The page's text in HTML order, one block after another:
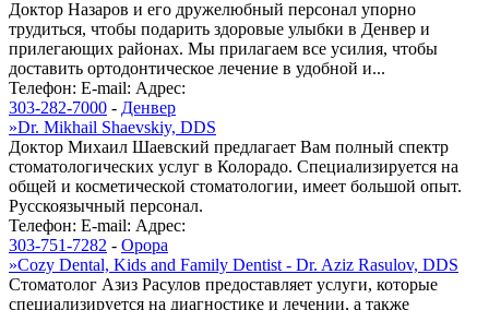
Доктор Назаров и его дружелюбный персонал упорно
трудиться, чтобы подарить здоровые улыбки в Денвер и
прилегающих районах. Мы прилагаем все усилия, чтобы
доставить ортодонтическое лечение в удобной и...
Телефон: E-mail: Адрес:
303-282-7000 - Денвер
»Dr. Mikhail Shaevskiy, DDS
Доктор Михаил Шаевский предлагает Вам полный спектр
стоматологических услуг в Колорадо. Специализируется на
общей и косметической стоматологии, имеет большой опыт.
Русскоязычный персонал.
Телефон: E-mail: Адрес:
303-751-7282 - Орора
»Cozy Dental, Kids and Family Dentist - Dr. Aziz Rasulov, DDS
Стоматолог Азиз Расулов предоставляет услуги, которые
специализируется на диагностике и лечении, а также